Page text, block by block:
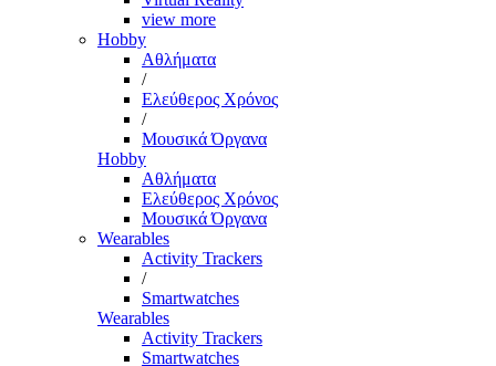
view more
Hobby
Αθλήματα
/
Ελεύθερος Χρόνος
/
Μουσικά Όργανα
Hobby
Αθλήματα
Ελεύθερος Χρόνος
Μουσικά Όργανα
Wearables
Activity Trackers
/
Smartwatches
Wearables
Activity Trackers
Smartwatches